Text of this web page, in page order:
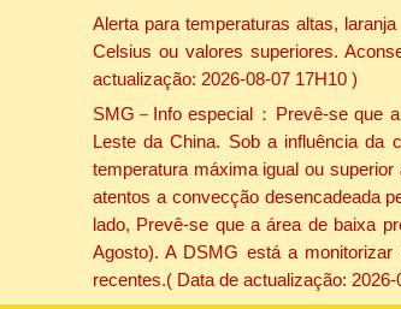
Alerta para temperaturas altas,
Celsius ou valores superiores.
actualização: 2026-08-07 17H10 )
SMG－Info especial：Prevê-se que
Leste da China. Sob a influência da
temperatura máxima igual ou
atentos a convecção desencadeada
lado, Prevê-se que a área de baixa
Agosto). A DSMG está a
recentes.( Data de actualização: 2026-